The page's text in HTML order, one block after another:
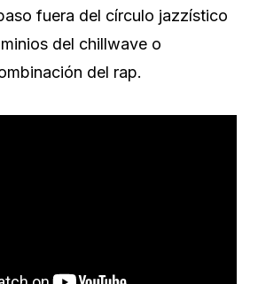
fuera del círculo jazzístico
del chillwave o
del rap.